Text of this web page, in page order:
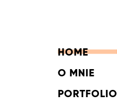
HOME
O MNIE
PORTFOLIO